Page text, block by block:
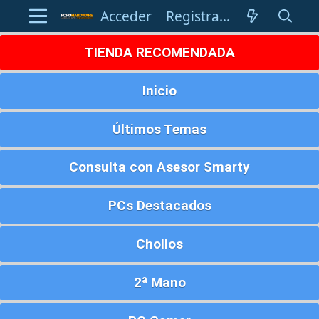
Acceder Registrarse
TIENDA RECOMENDADA
Inicio
Últimos Temas
Consulta con Asesor Smarty
PCs Destacados
Chollos
2ª Mano